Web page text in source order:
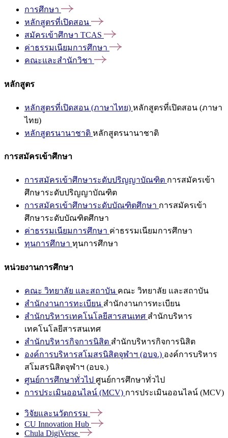
การศึกษา
หลักสูตรที่เปิดสอน
สมัครเข้าศึกษา TCAS
ค่าธรรมเนียมการศึกษา
คณะและสำนักวิชา
หลักสูตร
หลักสูตรที่เปิดสอน (ภาษาไทย) หลักสูตรที่เปิดสอน (ภาษา
ไทย)
หลักสูตรนานาชาติ หลักสูตรนานาชาติ
การสมัครเข้าศึกษา
การสมัครเข้าศึกษาระดับปริญญาบัณฑิต การสมัครเข้า
ศึกษาระดับปริญญาบัณฑิต
การสมัครเข้าศึกษาระดับบัณฑิตศึกษา การสมัครเข้า
ศึกษาระดับบัณฑิตศึกษา
ค่าธรรมเนียมการศึกษา ค่าธรรมเนียมการศึกษา
ทุนการศึกษา ทุนการศึกษา
หน่วยงานการศึกษา
คณะ วิทยาลัย และสถาบัน คณะ วิทยาลัย และสถาบัน
สำนักงานการทะเบียน สำนักงานการทะเบียน
สำนักบริหารเทคโนโลยีสารสนเทศ สำนักบริหาร
เทคโนโลยีสารสนเทศ
สำนักบริหารกิจการนิสิต สำนักบริหารกิจการนิสิต
องค์การบริหารสโมสรนิสิตจุฬาฯ (อบจ.) องค์การบริหาร
สโมสรนิสิตจุฬาฯ (อบจ.)
ศูนย์การศึกษาทั่วไป ศูนย์การศึกษาทั่วไป
การประเมินออนไลน์ (MCV) การประเมินออนไลน์ (MCV)
วิจัยและนวัตกรรม
CU Innovation Hub
Chula DigiVerse